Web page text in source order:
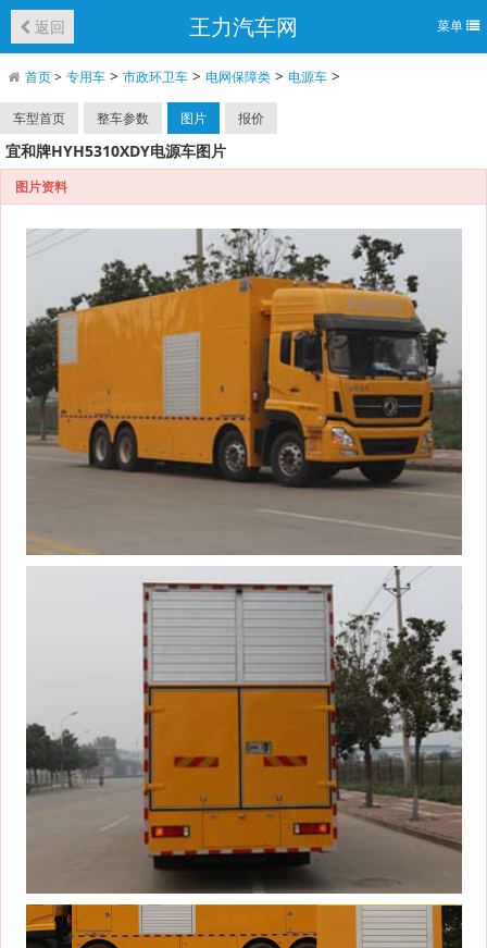
返回 王力汽车网 菜单
首页> 专用车> 市政环卫车> 电网保障类> 电源车>
车型首页 整车参数 图片 报价
宜和牌HYH5310XDY电源车图片
图片资料